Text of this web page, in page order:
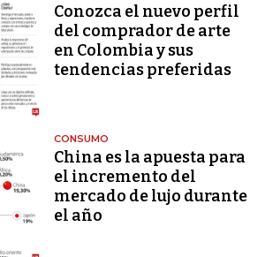
Conozca el nuevo perfil
del comprador de arte
en Colombia y sus
tendencias preferidas
CONSUMO
China es la apuesta para
el incremento del
mercado de lujo durante
el año